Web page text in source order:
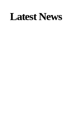
Latest News